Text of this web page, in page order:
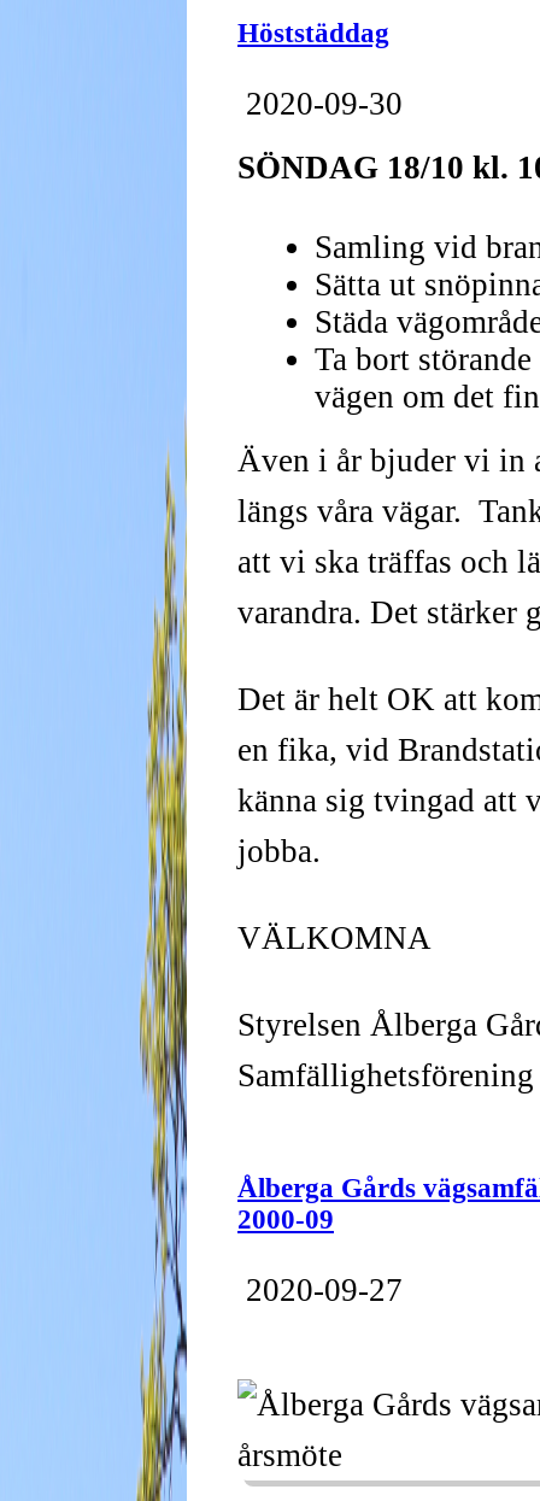
Höststäddag
2020-09-30
SÖNDAG 18/10 kl.
Samling vid
Sätta ut
Städa
Ta bort
vägen om det
Även i år bjuder vi in
längs våra vägar.
att vi ska träffas och
varandra. Det stärker
Det är helt OK att
en fika, vid
känna sig tvingad att
jobba.
VÄLKOMNA
Styrelsen Ålberga
Samfällighetsförening
Ålberga Gårds
2000-09
2020-09-27